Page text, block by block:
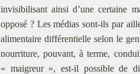
invisibilisant ainsi d’une certaine
opposé ? Les médias sont-ils par
alimentaire différentielle selon le
nourriture, pouvant, à terme,
« maigreur », est-il possible de